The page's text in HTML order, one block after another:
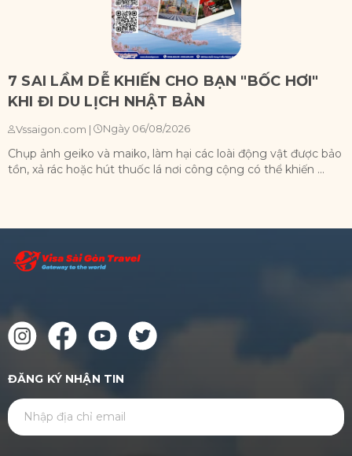
7 SAI LẦM DỄ KHIẾN CHO BẠN "BỐC HƠI"
KHI ĐI DU LỊCH NHẬT BẢN
Vssaigon.com | Ngày 06/08/2026
Chụp ảnh geiko và maiko, làm hại các loài động vật được bảo
tồn, xả rác hoặc hút thuốc lá nơi công cộng có thể khiến ...
ĐĂNG KÝ NHẬN TIN